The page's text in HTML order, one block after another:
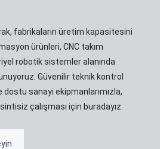
fabrikaların üretim kapasitesini
ürünleri, CNC takım
robotik sistemler alanında
Güvenilir teknik kontrol
sanayi ekipmanlarımızla,
çalışması için buradayız.